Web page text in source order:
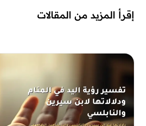
إقرأ المزيد من المقالات